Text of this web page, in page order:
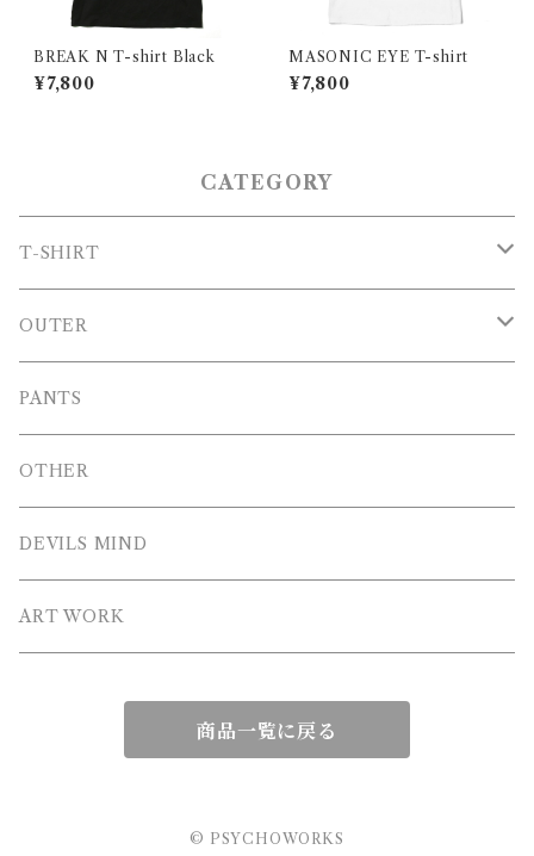
BREAK N T-shirt Black
¥7,800
MASONIC EYE T-shirt
¥7,800
CATEGORY
T-SHIRT
T-SHIRT
LONG T-SHIRT
OUTER
Blouson
SWEAT
HOODIE
ZIP HOODIE
PANTS
OTHER
DEVILS MIND
ART WORK
商品一覧に戻る
© PSYCHOWORKS